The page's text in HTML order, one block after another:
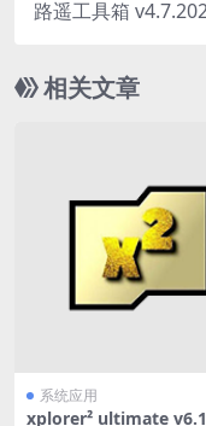
路遥工具箱
相关文章
系统应用
xplorer² ultimate